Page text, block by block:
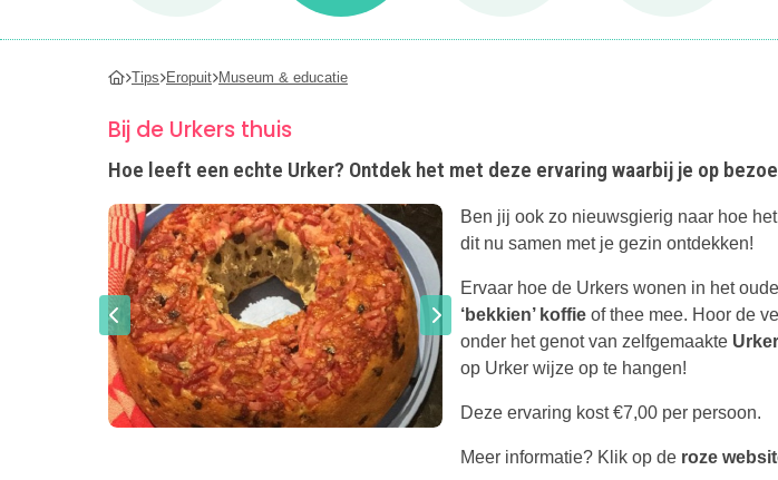
Tips Eropuit Museum & educatie
Bij de Urkers thuis
Hoe leeft een echte Urker? Ontdek het met deze ervaring waarbij je op
Ben jij ook zo nieuwsgierig naar hoe
dit nu samen met je gezin ontdekken!
Ervaar hoe de Urkers wonen in het
‘bekkien’ koffie of thee mee. Hoor de
onder het genot van zelfgemaakte
op Urker wijze op te hangen!
Deze ervaring kost €7,00 per persoon.
Meer informatie? Klik op de roze